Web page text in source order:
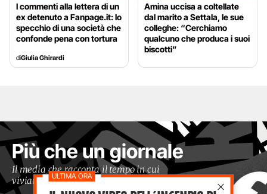
I commenti alla lettera di un
ex detenuto a Fanpage.it: lo
specchio di una società che
confonde pena con tortura
diGiulia Ghirardi
Amina uccisa a coltellate
dal marito a Settala, le sue
colleghe: “Cerchiamo
qualcuno che produca i suoi
biscotti”
Più che un giornale
Il media che racconta il tempo in cui
viviamo con occhi moderni